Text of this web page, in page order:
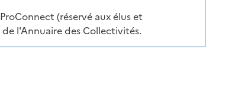
(réservé aux élus et
l'Annuaire des Collectivités.